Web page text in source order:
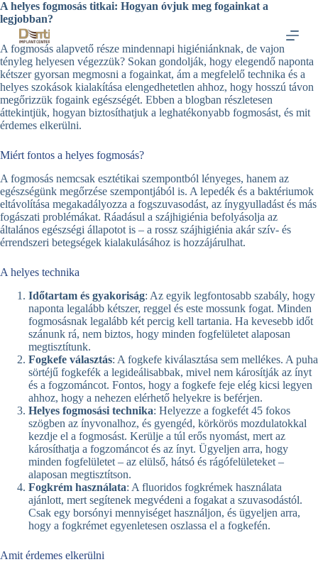
S
k
p
t
o
c
o
n
t
n
A helyes fogmosás titkai: Hogyan óvjuk meg fogainkat a
legjobban?
A fogmosás alapvető része mindennapi higiéniánknak, de vajon
tényleg helyesen végezzük? Sokan gondolják, hogy elegendő naponta
kétszer gyorsan megmosni a fogainkat, ám a megfelelő technika és a
helyes szokások kialakítása elengedhetetlen ahhoz, hogy hosszú távon
megőrizzük fogaink egészségét. Ebben a blogban részletesen
áttekintjük, hogyan biztosíthatjuk a leghatékonyabb fogmosást, és mit
érdemes elkerülni.
Miért fontos a helyes fogmosás?
A fogmosás nemcsak esztétikai szempontból lényeges, hanem az
egészségünk megőrzése szempontjából is. A lepedék és a baktériumok
eltávolítása megakadályozza a fogszuvasodást, az ínygyulladást és más
fogászati problémákat. Ráadásul a szájhigiénia befolyásolja az
általános egészségi állapotot is – a rossz szájhigiénia akár szív- és
érrendszeri betegségek kialakulásához is hozzájárulhat.
A helyes technika
Időtartam és gyakoriság: Az egyik legfontosabb szabály, hogy
naponta legalább kétszer, reggel és este mossunk fogat. Minden
fogmosásnak legalább két percig kell tartania. Ha kevesebb időt
szánunk rá, nem biztos, hogy minden fogfelületet alaposan
megtisztítunk.
Fogkefe választás: A fogkefe kiválasztása sem mellékes. A puha
sörtéjű fogkefék a legideálisabbak, mivel nem károsítják az ínyt
és a fogzománcot. Fontos, hogy a fogkefe feje elég kicsi legyen
ahhoz, hogy a nehezen elérhető helyekre is beférjen.
Helyes fogmosási technika: Helyezze a fogkefét 45 fokos
szögben az ínyvonalhoz, és gyengéd, körkörös mozdulatokkal
kezdje el a fogmosást. Kerülje a túl erős nyomást, mert az
károsíthatja a fogzománcot és az ínyt. Ügyeljen arra, hogy
minden fogfelületet – az elülső, hátsó és rágófelületeket –
alaposan megtisztítson.
Fogkrém használata: A fluoridos fogkrémek használata
ajánlott, mert segítenek megvédeni a fogakat a szuvasodástól.
Csak egy borsónyi mennyiséget használjon, és ügyeljen arra,
hogy a fogkrémet egyenletesen oszlassa el a fogkefén.
Amit érdemes elkerülni